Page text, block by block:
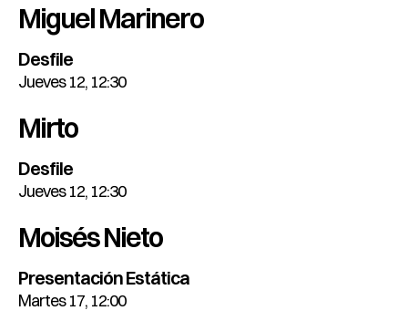
Miguel Marinero
Desfile
Jueves 12, 12:30
Mirto
Desfile
Jueves 12, 12:30
Moisés Nieto
Presentación Estática
Martes 17, 12:00